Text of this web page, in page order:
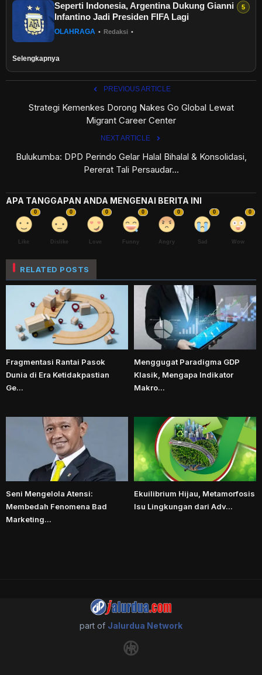
Seperti Indonesia, Argentina Dukung Gianni
Infantino Jadi Presiden FIFA Lagi
OLAHRAGA • Redaksi •
Selengkapnya
PREVIOUS ARTICLE
Strategi Kemenkes Dorong Nakes Go Global Lewat
Migrant Career Center
NEXT ARTICLE
Bulukumba: DPD Perindo Gelar Halal Bihalal & Konsolidasi,
Pererat Tali Persaudar...
APA TANGGAPAN ANDA MENGENAI BERITA INI
0
Like
0
Dislike
0
Love
0
Funny
0
Angry
0
Sad
0
Wow
RELATED POSTS
Fragmentasi Rantai Pasok
Dunia di Era Ketidakpastian
Ge...
Menggugat Paradigma GDP
Klasik, Mengapa Indikator
Makro...
Seni Mengelola Atensi:
Membedah Fenomena Bad
Marketing...
Ekuilibrium Hijau, Metamorfosis
Isu Lingkungan dari Adv...
part of Jalurdua Network